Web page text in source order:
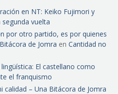
en NT: Keiko Fujimori y
vuelta
por otro partido, es por quienes
de Jomra en Cantidad no
El castellano como
el franquismo
calidad – Una Bitácora de Jomra